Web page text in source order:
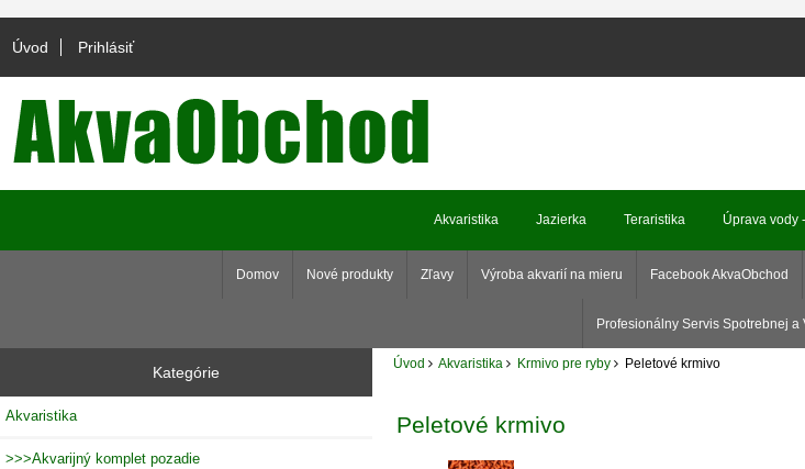
Úvod Prihlásiť
Akvaristika Jazierka Teraristika Úprava vody
Domov Nové produkty Zľavy Výroba akvarií na mieru Facebook AkvaObchod
Profesionálny Servis Spotrebnej a
Kategórie
Akvaristika
>>>Akvarijný komplet pozadie
Úvod Akvaristika Krmivo pre ryby Peletové krmivo
Peletové krmivo